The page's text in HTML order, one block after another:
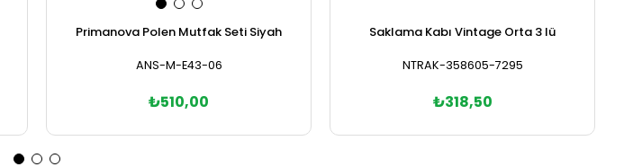
Primanova Polen Mutfak Seti Siyah
ANS-M-E43-06
₺510,00
Saklama Kabı Vintage Orta 3 lü
NTRAK-358605-7295
₺318,50